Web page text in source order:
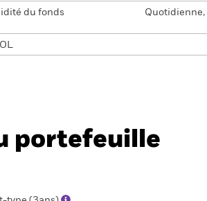
du fonds
Quotidienne,
portefeuille